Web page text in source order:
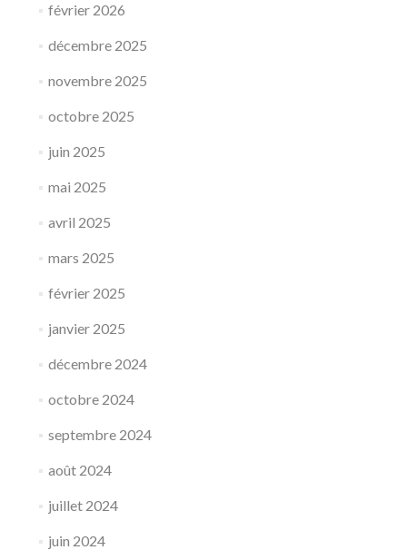
février 2026
décembre 2025
novembre 2025
octobre 2025
juin 2025
mai 2025
avril 2025
mars 2025
février 2025
janvier 2025
décembre 2024
octobre 2024
septembre 2024
août 2024
juillet 2024
juin 2024